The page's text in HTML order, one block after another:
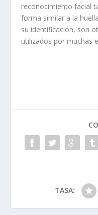
reconocimiento facial
forma similar a la
su identificación, son
utilizados por muchas
TASA: